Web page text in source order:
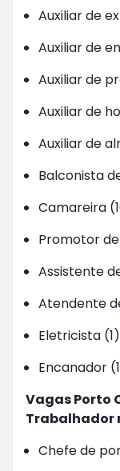
Auxiliar de
Auxiliar de
Auxiliar de
Auxiliar de
Auxiliar de
Balconista
Camareira
Promotor
Assistente
Atendente
Eletricista (1)
Encanador
Vagas Porto
Trabalhador
Chefe de